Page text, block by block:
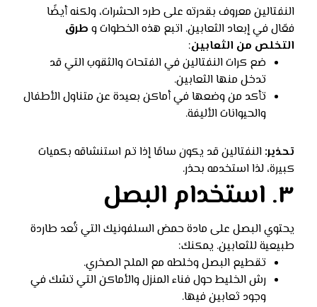
النفتالين معروف بقدرته على طرد الحشرات، ولكنه أيضًا
فعّال في إبعاد الثعابين. اتبع هذه الخطوات و طرق
التخلص من الثعابين:
ضع كرات النفتالين في الفتحات والثقوب التي قد
تدخل منها الثعابين.
تأكد من وضعها في أماكن بعيدة عن متناول الأطفال
والحيوانات الأليفة.
تحذير: النفتالين قد يكون سامًا إذا تم استنشاقه بكميات
كبيرة، لذا استخدمه بحذر.
٣. استخدام البصل
يحتوي البصل على مادة حمض السلفونيك التي تُعد طاردة
طبيعية للثعابين. يمكنك:
تقطيع البصل وخلطه مع الملح الصخري.
رش الخليط حول فناء المنزل والأماكن التي تشك في
وجود ثعابين فيها.